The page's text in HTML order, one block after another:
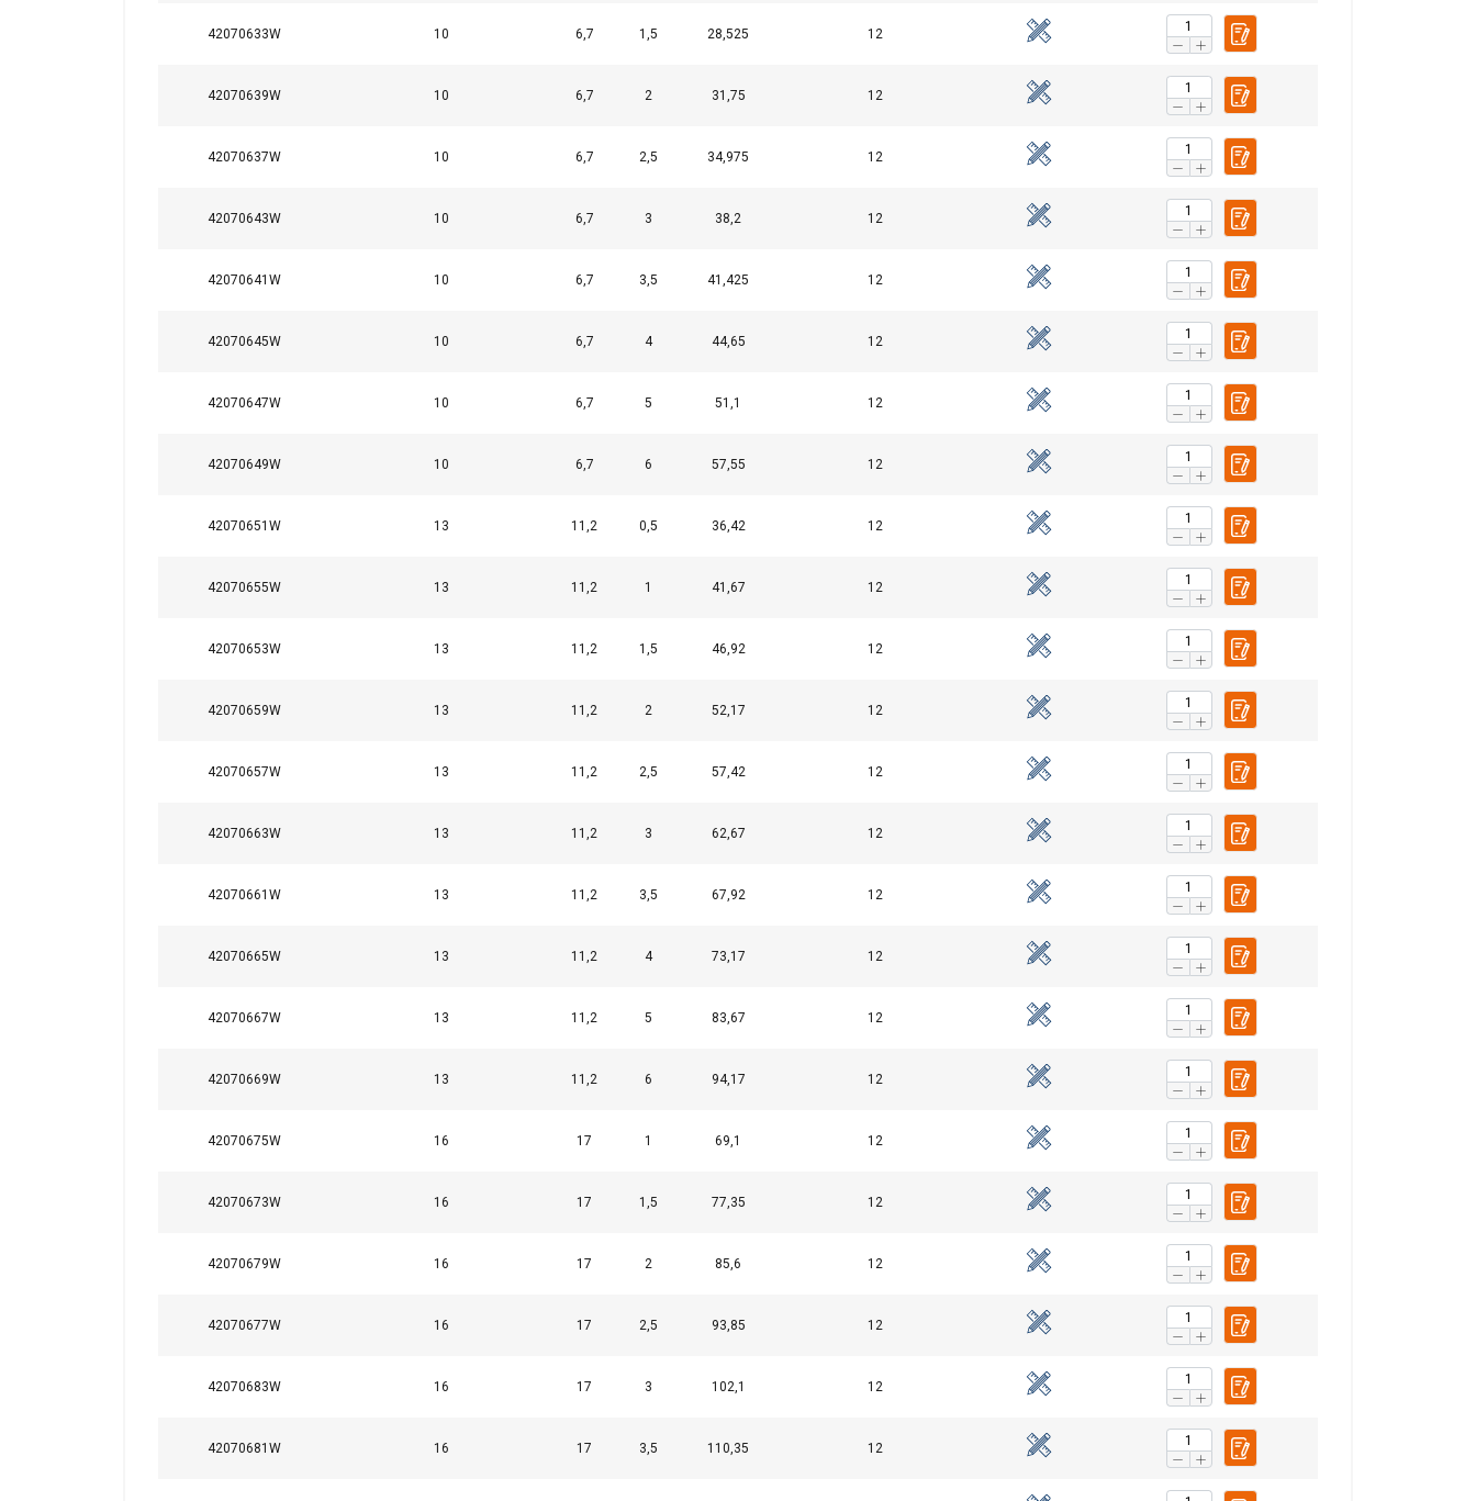
42070633W 10 6,7 1,5 28,525 12
42070639W 10 6,7 2 31,75 12
42070637W 10 6,7 2,5 34,975 12
42070643W 10 6,7 3 38,2 12
42070641W 10 6,7 3,5 41,425 12
42070645W 10 6,7 4 44,65 12
42070647W 10 6,7 5 51,1 12
42070649W 10 6,7 6 57,55 12
42070651W 13 11,2 0,5 36,42 12
42070655W 13 11,2 1 41,67 12
42070653W 13 11,2 1,5 46,92 12
42070659W 13 11,2 2 52,17 12
42070657W 13 11,2 2,5 57,42 12
42070663W 13 11,2 3 62,67 12
42070661W 13 11,2 3,5 67,92 12
42070665W 13 11,2 4 73,17 12
42070667W 13 11,2 5 83,67 12
42070669W 13 11,2 6 94,17 12
42070675W 16 17 1 69,1 12
42070673W 16 17 1,5 77,35 12
42070679W 16 17 2 85,6 12
42070677W 16 17 2,5 93,85 12
42070683W 16 17 3 102,1 12
42070681W 16 17 3,5 110,35 12
Standard:
Класс:
Niezbędne Wydajność Targetowanie Funkcjonalność Niesklasyfikowane
AKCEPTUJ WSZYSTKIE
ODRZUĆ WSZYSTKIE
POKAŻ SZCZEGÓŁY